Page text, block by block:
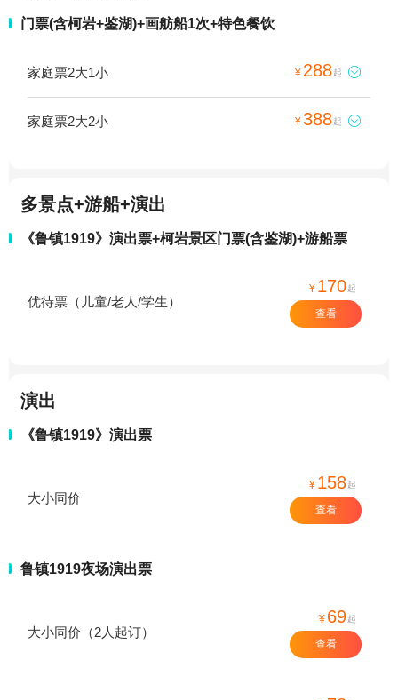
门票(含柯岩+鉴湖)+画舫船1次+特色餐饮
家庭票2大1小 ¥ 288起 
家庭票2大2小 ¥388起 
多景点+游船+演出
《鲁镇1919》演出票+柯岩景区门票(含鉴湖)+游船票
优待票（儿童/老人/学生）
¥ 170起
查看
演出
《鲁镇1919》演出票
大小同价
¥ 158起
查看
鲁镇1919夜场演出票
大小同价（2人起订）
¥ 69起
查看